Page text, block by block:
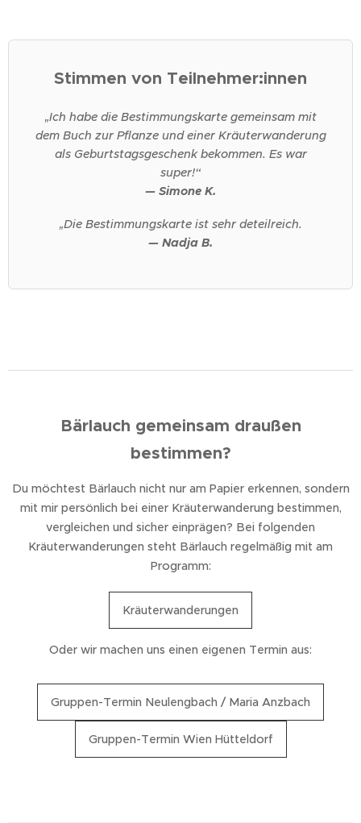
Stimmen von Teilnehmer:innen
„Ich habe die Bestimmungskarte gemeinsam mit
dem Buch zur Pflanze und einer Kräuterwanderung
als Geburtstagsgeschenk bekommen. Es war
super!“
— Simone K.
„Die Bestimmungskarte ist sehr deteilreich.
— Nadja B.
Bärlauch gemeinsam draußen
bestimmen?
Du möchtest Bärlauch nicht nur am Papier erkennen, sondern
mit mir persönlich bei einer Kräuterwanderung bestimmen,
vergleichen und sicher einprägen? Bei folgenden
Kräuterwanderungen steht Bärlauch regelmäßig mit am
Programm:
Kräuterwanderungen
Oder wir machen uns einen eigenen Termin aus:
Gruppen-Termin Neulengbach / Maria Anzbach
Gruppen-Termin Wien Hütteldorf